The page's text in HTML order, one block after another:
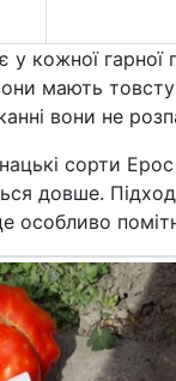
у кожної
мають товсту
вони не
сорти
довше.
особливо